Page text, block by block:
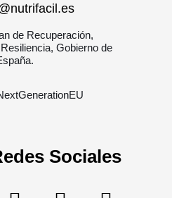
Sociales